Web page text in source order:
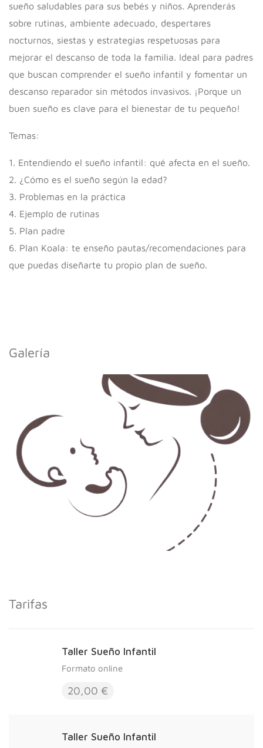
sueño saludables para sus bebés y niños. Aprenderás
sobre rutinas, ambiente adecuado, despertares
nocturnos, siestas y estrategias respetuosas para
mejorar el descanso de toda la familia. Ideal para padres
que buscan comprender el sueño infantil y fomentar un
descanso reparador sin métodos invasivos. ¡Porque un
buen sueño es clave para el bienestar de tu pequeño!
Temas:
1. Entendiendo el sueño infantil: qué afecta en el sueño.
2. ¿Cómo es el sueño según la edad?
3. Problemas en la práctica
4. Ejemplo de rutinas
5. Plan padre
6. Plan Koala: te enseño pautas/recomendaciones para
que puedas diseñarte tu propio plan de sueño.
Galería
Tarifas
Taller Sueño Infantil
Formato online
20,00 €
Taller Sueño Infantil